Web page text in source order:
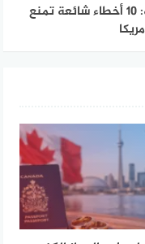
أسباب رفض تأشيرة الهجرة العشوائية: 10 أخطاء شائعة تمنع